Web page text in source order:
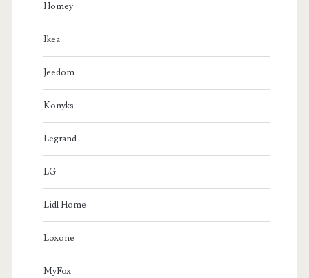
Homey
Ikea
Jeedom
Konyks
Legrand
LG
Lidl Home
Loxone
MyFox